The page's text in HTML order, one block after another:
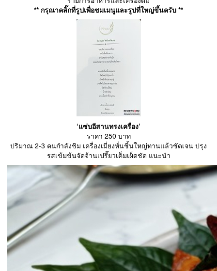
** กรุณาคลิ๊กที่รูปเพื่อชมเมนูและรูปที่ใหญ่ขึ้นครับ **
‘แซ่บอีสานทรงเครื่อง’
ราคา 250 บาท
ปริมาณ 2-3 คนกำลังชิม เครื่องเมี่ยงหั่นชิ้นใหญ่ทานแล้วชัดเจน ปรุง
รสเข้มข้นจัดจ้านเปรี๊ยวเค็มเผ็ดชัด แนะนำ